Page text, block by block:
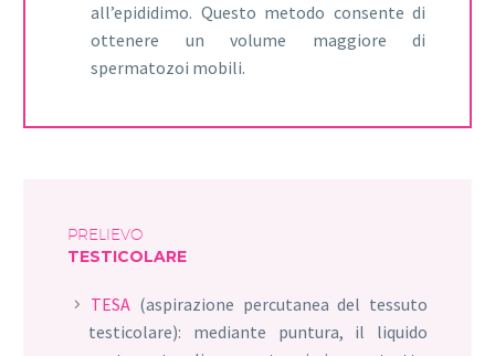
all’epididimo. Questo metodo consente di
ottenere un volume maggiore di
spermatozoi mobili.
PRELIEVO
TESTICOLARE
TESA (aspirazione percutanea del tessuto
testicolare): mediante puntura, il liquido